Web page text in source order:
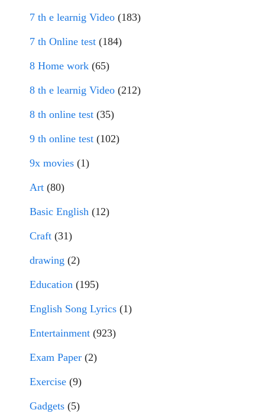
7 th e learnig Video (183)
7 th Online test (184)
8 Home work (65)
8 th e learnig Video (212)
8 th online test (35)
9 th online test (102)
9x movies (1)
Art (80)
Basic English (12)
Craft (31)
drawing (2)
Education (195)
English Song Lyrics (1)
Entertainment (923)
Exam Paper (2)
Exercise (9)
Gadgets (5)